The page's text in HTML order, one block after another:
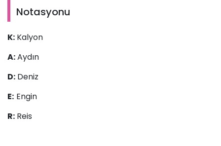
Notasyonu
K: Kalyon
A:Aydın
D: Deniz
E: Engin
R: Reis